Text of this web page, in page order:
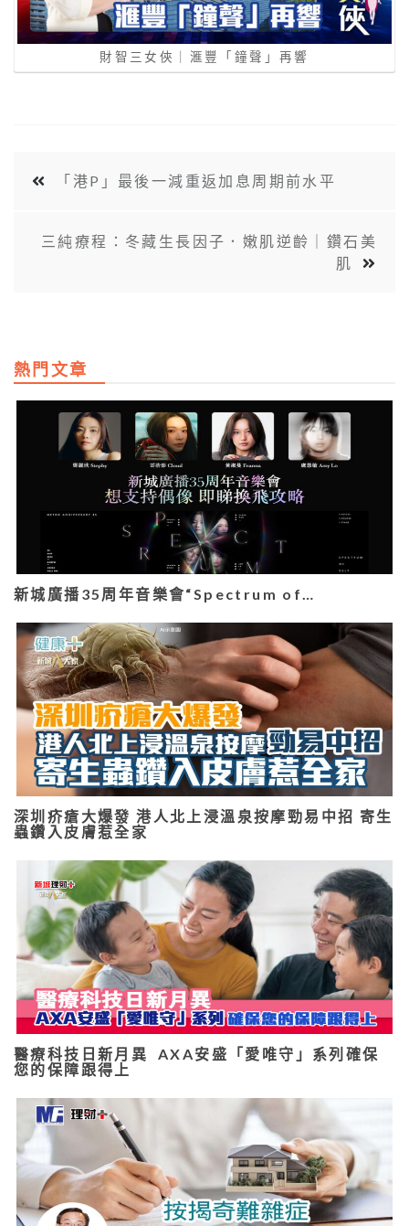
財智三女俠｜滙豐「鐘聲」再響
「港P」最後一減重返加息周期前水平
三純療程：冬藏生長因子．嫩肌逆齡｜鑽石美
肌
熱門文章
新城廣播35周年音樂會“Spectrum of…
深圳疥瘡大爆發 港人北上浸溫泉按摩勁易中招 寄生
蟲鑽入皮膚惹全家
醫療科技日新月異 AXA安盛「愛唯守」系列確保
您的保障跟得上